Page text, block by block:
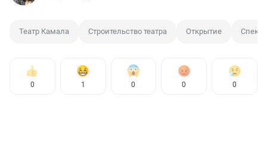
Театр Камала Строительство театра Открытие
0 1 0 0 0